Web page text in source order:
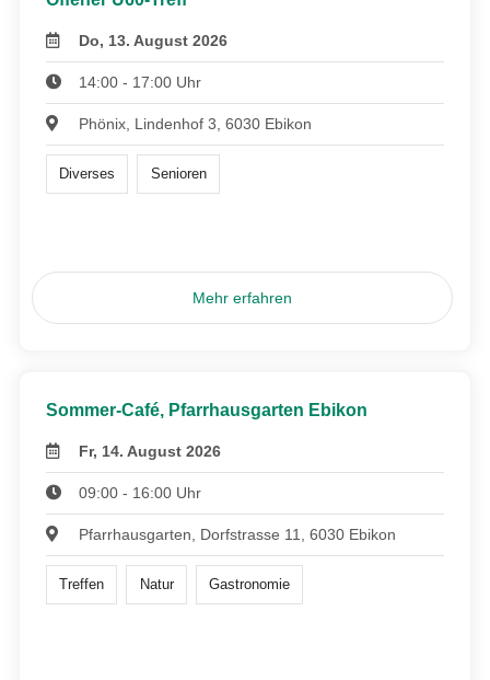
Do, 13. August 2026
14:00 - 17:00 Uhr
Phönix, Lindenhof 3, 6030 Ebikon
Diverses Senioren
Mehr erfahren
Sommer-Café, Pfarrhausgarten Ebikon
Fr, 14. August 2026
09:00 - 16:00 Uhr
Pfarrhausgarten, Dorfstrasse 11, 6030 Ebikon
Treffen Natur Gastronomie